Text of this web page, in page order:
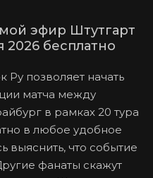
Ру позволяет начать
матча между
в рамках 20 тура
в любое удобное
выяснить, что событие
фанаты скажут
эфир Штутгарт
бесплатно